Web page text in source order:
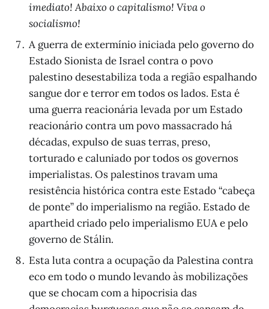
imediato! Abaixo o capitalismo! Viva o
socialismo!
A guerra de extermínio iniciada pelo governo do
Estado Sionista de Israel contra o povo
palestino desestabiliza toda a região espalhando
sangue dor e terror em todos os lados. Esta é
uma guerra reacionária levada por um Estado
reacionário contra um povo massacrado há
décadas, expulso de suas terras, preso,
torturado e caluniado por todos os governos
imperialistas. Os palestinos travam uma
resistência histórica contra este Estado “cabeça
de ponte” do imperialismo na região. Estado de
apartheid criado pelo imperialismo EUA e pelo
governo de Stálin.
Esta luta contra a ocupação da Palestina contra
eco em todo o mundo levando às mobilizações
que se chocam com a hipocrisia das